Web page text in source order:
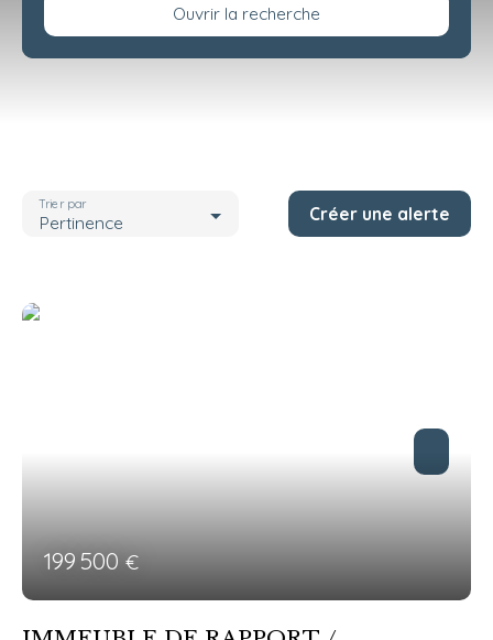
Ouvrir la recherche
Budget max (€)
Pertinence
Trier par Créer une alerte
199 500 €